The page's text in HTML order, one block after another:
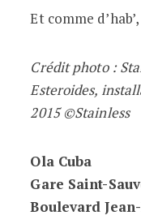
Et comme
Crédit photo :
Esteroides,
2015 ©Stainless
Ola Cuba
Gare Saint-
Boulevard